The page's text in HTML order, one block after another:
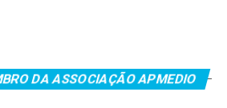
DA ASSOCIAÇÃO APMEDIO